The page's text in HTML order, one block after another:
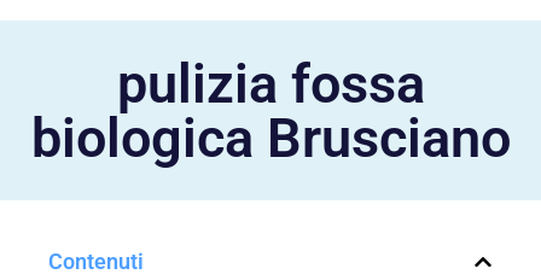
pulizia fossa
biologica Brusciano
Contenuti